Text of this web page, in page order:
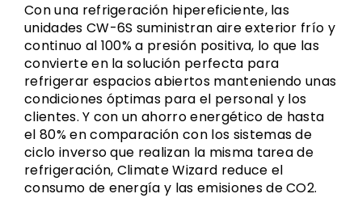
Con una refrigeración hipereficiente, las
unidades CW-6S suministran aire exterior frío y
continuo al 100% a presión positiva, lo que las
convierte en la solución perfecta para
refrigerar espacios abiertos manteniendo unas
condiciones óptimas para el personal y los
clientes. Y con un ahorro energético de hasta
el 80% en comparación con los sistemas de
ciclo inverso que realizan la misma tarea de
refrigeración, Climate Wizard reduce el
consumo de energía y las emisiones de CO2.